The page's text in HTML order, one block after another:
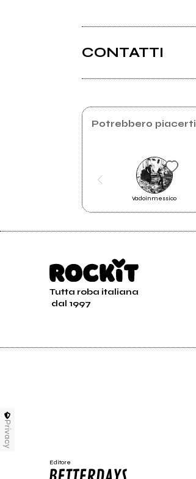
CONTATTI
Potrebbero piacerti
Vadoinmessico
Tutta roba italiana
dal 1997
Editore
Privacy